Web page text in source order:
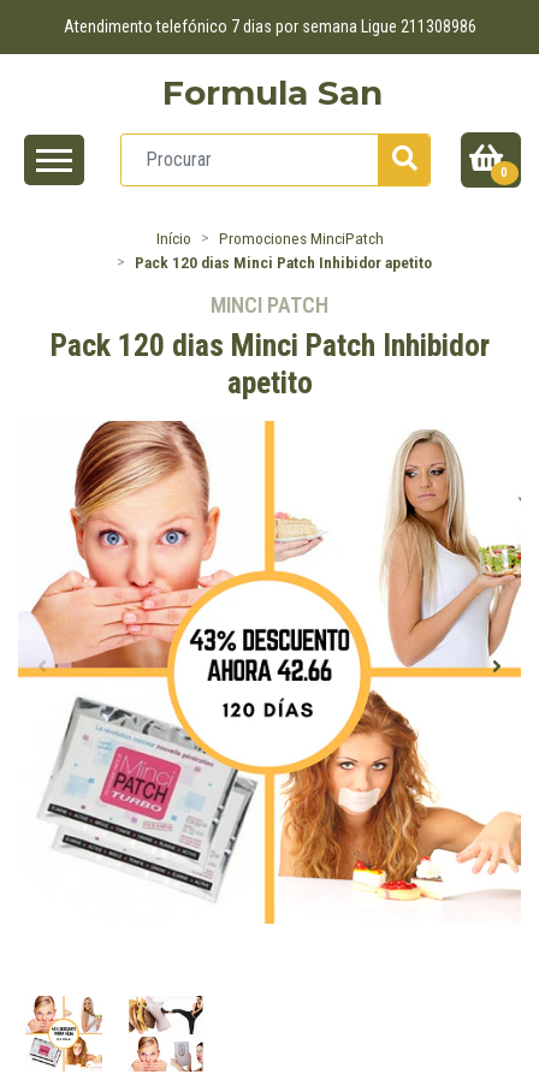
Atendimento telefónico 7 dias por semana Ligue 211308986
Formula San
0
Início
Promociones MinciPatch
Pack 120 dias Minci Patch Inhibidor apetito
MINCI PATCH
Pack 120 dias Minci Patch Inhibidor
apetito